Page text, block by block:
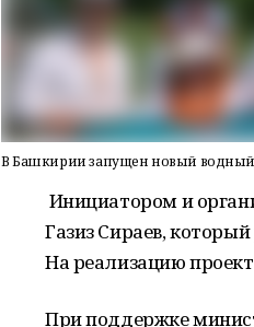
В Башкирии запущен новый
Инициатором и
Газиз Сираев,
На реализацию
При поддержке